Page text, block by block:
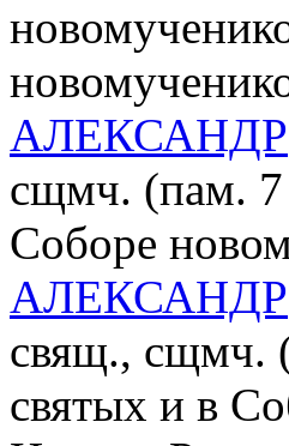
АЛЕКСАНДР
сщмч. (пам. 7
Соборе
АЛЕКСАНДР
свящ., сщмч.
святых и в